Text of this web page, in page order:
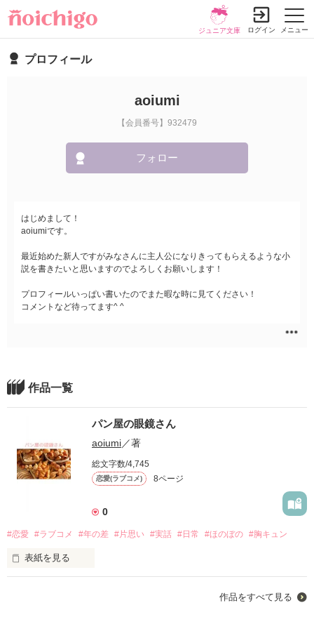
メニュー
ジュニア文庫 ログイン
プロフィール
aoiumi
【会員番号】932479
フォロー
はじめまして！
aoiumiです。
最近始めた新人ですがみなさんに主人公になりきってもらえるような小
説を書きたいと思いますのでよろしくお願いします！
プロフィールいっぱい書いたのでまた暇な時に見てください！
コメントなど待ってます^ ^
作品一覧
パン屋の眼鏡さん
aoiumi／著
総文字数/4,745
恋愛(ラブコメ) 8ページ
0
#恋愛 #ラブコメ #年の差 #片思い #実話 #日常 #ほのぼの #胸キュン
表紙を見る
作品をすべて見る